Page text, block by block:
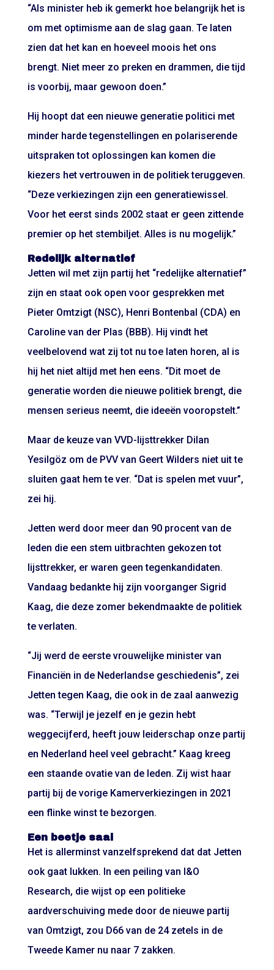
“Als minister heb ik gemerkt hoe belangrijk het is
om met optimisme aan de slag gaan. Te laten
zien dat het kan en hoeveel moois het ons
brengt. Niet meer zo preken en drammen, die tijd
is voorbij, maar gewoon doen.”
Hij hoopt dat een nieuwe generatie politici met
minder harde tegenstellingen en polariserende
uitspraken tot oplossingen kan komen die
kiezers het vertrouwen in de politiek teruggeven.
“Deze verkiezingen zijn een generatiewissel.
Voor het eerst sinds 2002 staat er geen zittende
premier op het stembiljet. Alles is nu mogelijk.”
Redelijk alternatief
Jetten wil met zijn partij het “redelijke alternatief”
zijn en staat ook open voor gesprekken met
Pieter Omtzigt (NSC), Henri Bontenbal (CDA) en
Caroline van der Plas (BBB). Hij vindt het
veelbelovend wat zij tot nu toe laten horen, al is
hij het niet altijd met hen eens. “Dit moet de
generatie worden die nieuwe politiek brengt, die
mensen serieus neemt, die ideeën vooropstelt.”
Maar de keuze van VVD-lijsttrekker Dilan
Yesilgöz om de PVV van Geert Wilders niet uit te
sluiten gaat hem te ver. “Dat is spelen met vuur”,
zei hij.
Jetten werd door meer dan 90 procent van de
leden die een stem uitbrachten gekozen tot
lijsttrekker, er waren geen tegenkandidaten.
Vandaag bedankte hij zijn voorganger Sigrid
Kaag, die deze zomer bekendmaakte de politiek
te verlaten.
“Jij werd de eerste vrouwelijke minister van
Financiën in de Nederlandse geschiedenis”, zei
Jetten tegen Kaag, die ook in de zaal aanwezig
was. “Terwijl je jezelf en je gezin hebt
weggecijferd, heeft jouw leiderschap onze partij
en Nederland heel veel gebracht.” Kaag kreeg
een staande ovatie van de leden. Zij wist haar
partij bij de vorige Kamerverkiezingen in 2021
een flinke winst te bezorgen.
Een beetje saai
Het is allerminst vanzelfsprekend dat dat Jetten
ook gaat lukken. In een peiling van I&O
Research, die wijst op een politieke
aardverschuiving mede door de nieuwe partij
van Omtzigt, zou D66 van de 24 zetels in de
Tweede Kamer nu naar 7 zakken.